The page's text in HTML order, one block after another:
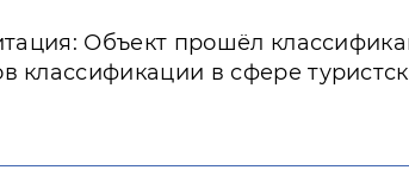
Объект прошёл
классификации в сфере